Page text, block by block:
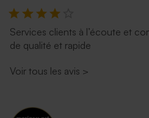
Services clients à l’écoute et
de qualité et rapide
Voir tous les avis >